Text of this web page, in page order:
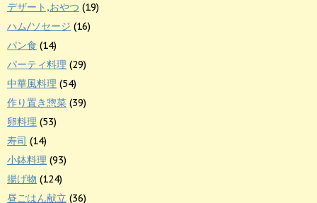
デザート,おやつ (19)
ハム/ソセージ (16)
パン食 (14)
パーティ料理 (29)
中華風料理 (54)
作り置き惣菜 (39)
卵料理 (53)
寿司 (14)
小鉢料理 (93)
揚げ物 (124)
昼ごはん献立 (36)